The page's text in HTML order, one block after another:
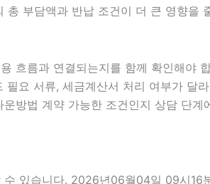
부담액과 반납 조건이 더 큰 영향
흐름과 연결되는지를 함께 확인해야
요 서류, 세금계산서 처리 여부가
방법 계약 가능한 조건인지 상담 단
수 있습니다. 2026년06월04일 09시16